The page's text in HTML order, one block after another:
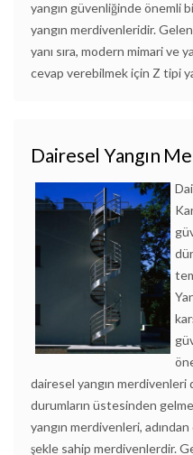
yangın güvenliğinde önemli
yangın merdivenleridir.
yanı sıra, modern mimari ve
cevap verebilmek için Z tipi
Dairesel Yangın
dairesel yangın
durumların üstesinden
yangın merdivenleri, adından
şekle sahip merdivenlerdir.